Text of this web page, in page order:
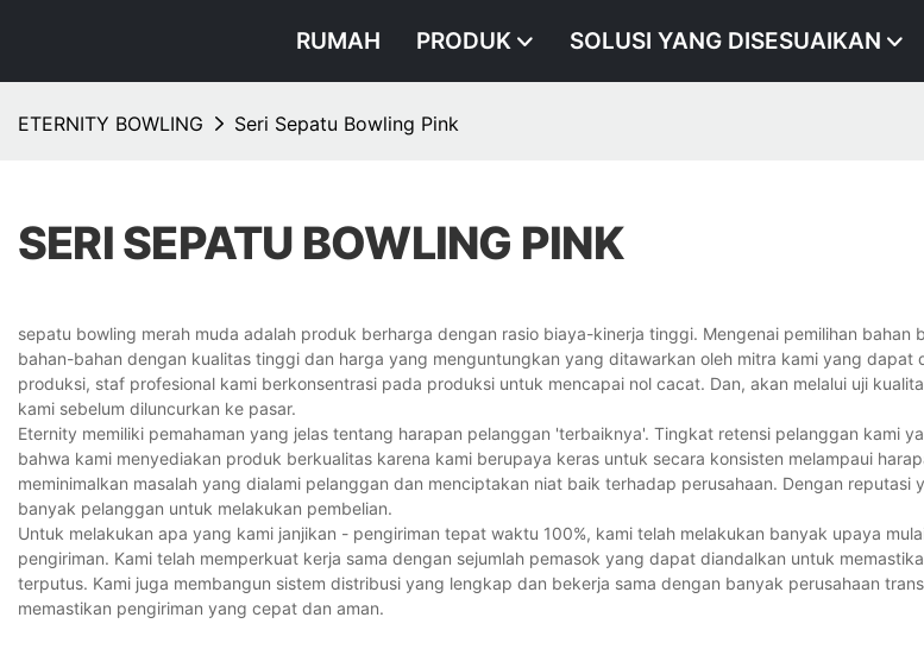
RUMAH PRODUK SOLUSI YANG DISESUAIKAN
ETERNITY BOWLING Seri Sepatu Bowling Pink
SERI SEPATU BOWLING PINK
sepatu bowling merah muda adalah produk berharga dengan rasio biaya-kinerja tinggi. Mengenai pemilihan bahan
bahan-bahan dengan kualitas tinggi dan harga yang menguntungkan yang ditawarkan oleh mitra kami yang dapat
produksi, staf profesional kami berkonsentrasi pada produksi untuk mencapai nol cacat. Dan, akan melalui uji
kami sebelum diluncurkan ke pasar.
Eternity memiliki pemahaman yang jelas tentang harapan pelanggan 'terbaiknya'. Tingkat retensi pelanggan kami
bahwa kami menyediakan produk berkualitas karena kami berupaya keras untuk secara konsisten melampaui
meminimalkan masalah yang dialami pelanggan dan menciptakan niat baik terhadap perusahaan. Dengan reputasi
banyak pelanggan untuk melakukan pembelian.
Untuk melakukan apa yang kami janjikan - pengiriman tepat waktu 100%, kami telah melakukan banyak upaya
pengiriman. Kami telah memperkuat kerja sama dengan sejumlah pemasok yang dapat diandalkan untuk
terputus. Kami juga membangun sistem distribusi yang lengkap dan bekerja sama dengan banyak perusahaan
memastikan pengiriman yang cepat dan aman.